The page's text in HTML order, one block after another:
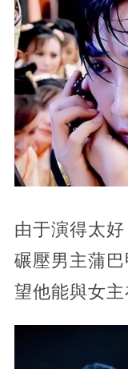
由于演得太
碾壓男主蒲
望他能與女主